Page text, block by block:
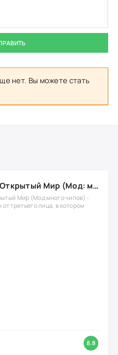
нет. Вы можете стать
Toilet Fight Открытый Мир (Мод: много чипов, денег, все открыто, бессмертие, урон, 50+ читов)
Мир (Мод много чипов) -
третьего лица, в котором
8.8